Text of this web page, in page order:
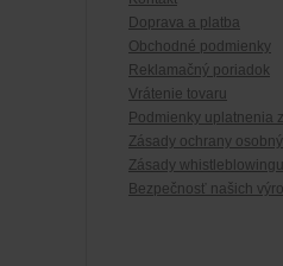
Doprava a platba
Obchodné podmienky
Reklamačný poriadok
Vrátenie tovaru
Podmienky uplatnenia
Zásady ochrany
Zásady whistleblowingu
Bezpečnosť našich